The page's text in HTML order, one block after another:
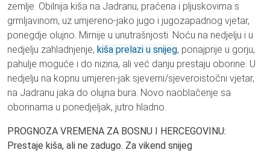
zemlje. Obilnija kiša na Jadranu, praćena i pljuskovima s
grmljavinom, uz umjereno-jako jugo i jugozapadnog vjetar,
ponegdje olujno. Mirnije u unutrašnjosti. Noću na nedjelju i u
nedjelju zahladnjenje, kiša prelazi u snijeg, ponajprije u gorju,
pahulje moguće i do nizina, ali već danju prestaju oborine. U
nedjelju na kopnu umjeren-jak sjeverni/sjeveroistočni vjetar,
na Jadranu jaka do olujna bura. Novo naoblačenje sa
oborinama u ponedjeljak, jutro hladno.
PROGNOZA VREMENA ZA BOSNU I HERCEGOVINU:
Prestaje kiša, ali ne zadugo. Za vikend snijeg